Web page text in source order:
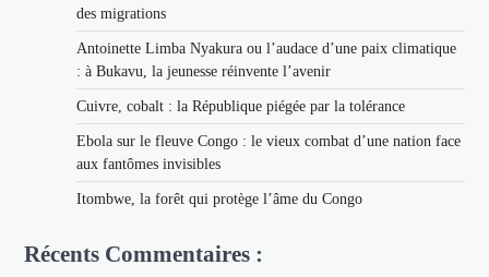
des migrations
Antoinette Limba Nyakura ou l’audace d’une paix climatique
: à Bukavu, la jeunesse réinvente l’avenir
Cuivre, cobalt : la République piégée par la tolérance
Ebola sur le fleuve Congo : le vieux combat d’une nation face
aux fantômes invisibles
Itombwe, la forêt qui protège l’âme du Congo
Récents Commentaires :